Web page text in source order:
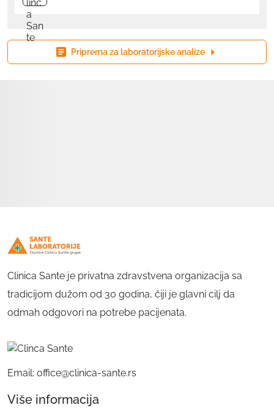
Priprema za laboratorijske analize
Clinica Sante je privatna zdravstvena organizacija sa
tradicijom dužom od 30 godina, čiji je glavni cilj da
odmah odgovori na potrebe pacijenata.
Email: office@clinica-sante.rs
Više informacija